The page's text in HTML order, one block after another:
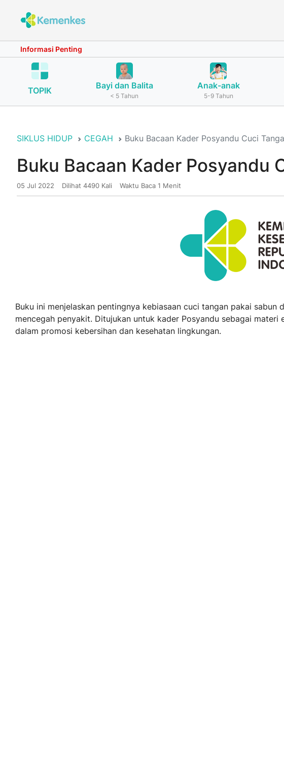
Informasi Penting
TOPIK Bayi dan Balita
< 5 Tahun
Anak-anak
5-9 Tahun
SIKLUS HIDUP CEGAH Buku Bacaan Kader Posyandu Cuci
Buku Bacaan Kader Posyandu
05 Jul 2022 Dilihat 4490 Kali Waktu Baca 1 Menit
Buku ini menjelaskan pentingnya kebiasaan cuci tangan pakai sabun
mencegah penyakit. Ditujukan untuk kader Posyandu sebagai materi
dalam promosi kebersihan dan kesehatan lingkungan.